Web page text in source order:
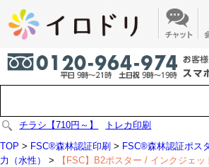
チラシ【710円～】
トレカ印刷
TOP > FSC®森林認証印刷 > FSC®森林認証ポス
力（水性）
> 【FSC】B2ポスター / インクジェッ